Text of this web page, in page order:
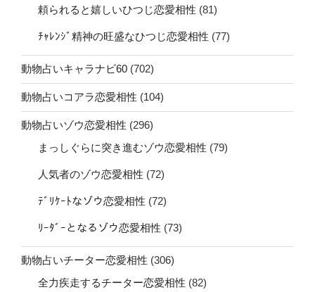
頼られると嬉しいひつじ恋愛相性 (81)
ﾁｬﾚﾝｼﾞ精神の旺盛なひつじ恋愛相性 (77)
動物占いキャラナビ60 (702)
動物占いコアラ恋愛相性 (104)
動物占いゾウ恋愛相性 (296)
まっしぐらに突き進むゾウ恋愛相性 (79)
人気者のゾウ恋愛相性 (72)
ﾃﾞﾘｹｰﾄなゾウ恋愛相性 (72)
ﾘｰﾀﾞｰとなるゾウ恋愛相性 (73)
動物占いチーター恋愛相性 (306)
全力疾走するチーター恋愛相性 (82)